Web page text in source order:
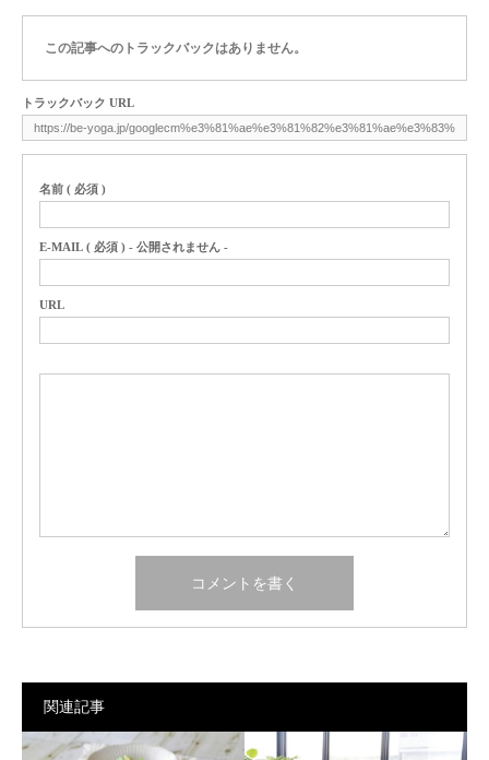
この記事へのトラックバックはありません。
トラックバック URL
名前 ( 必須 )
E-MAIL ( 必須 ) - 公開されません -
URL
関連記事